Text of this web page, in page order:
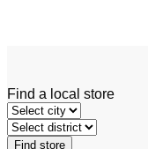
Find a local store